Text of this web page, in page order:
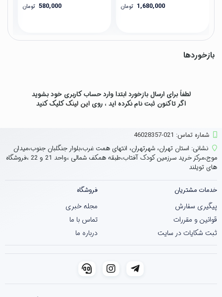
1,680,000 تومان
580,000 تومان
بازخوردها
لطفاً برای ارسال بازخورد ابتدا وارد حساب کاربری خود بشوید
اگر تاکنون ثبت نام نکرده اید ، روی این لینککلیک کنید
شماره تماس‌: 021-46028357
نشانی: استان تهران، شهرتهران، انتهای همت غرب،بلوار جنگلبان جنوب،میدان
موج،مرکز خرید سرزمین کودک آفتاب،طبقه همکف شمالی ،واحد 21 و 22 ،فروشگاه
های تویلند
خدمات مشتریان
پیگیری سفارش
قوانین و مقررات
ثبت شکایات در سایت
فروشگاه
مجله خبری
تماس با ما
درباره ما